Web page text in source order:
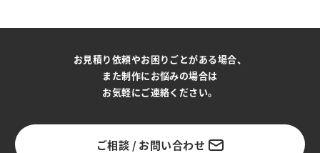
お見積り依頼やお困りごとがある場合、
また制作にお悩みの場合は
お気軽にご連絡ください。
ご相談 / お問い合わせ